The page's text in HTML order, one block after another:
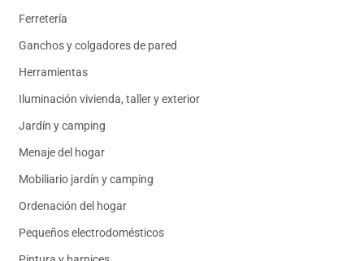
Ferretería
Ganchos y colgadores de pared
Herramientas
Iluminación vivienda, taller y exterior
Jardín y camping
Menaje del hogar
Mobiliario jardín y camping
Ordenación del hogar
Pequeños electrodomésticos